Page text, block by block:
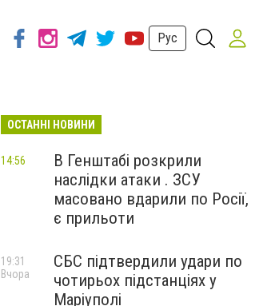
Рус
ОСТАННІ НОВИНИ
В Генштабі розкрили
наслідки атаки . ЗСУ
масовано вдарили по Росії,
є прильоти
14:56
СБС підтвердили удари по
чотирьох підстанціях у
Маріуполі
19:31
Вчора